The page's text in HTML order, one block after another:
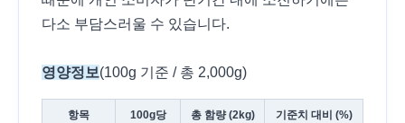
다소 부담스러울 수 있습니다.
영양정보(100g 기준 / 총 2,000g)
항목 100g당 총 함량 (2kg) 기준치 대비 (%)